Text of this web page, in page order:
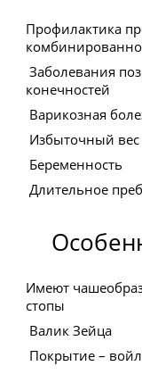
Профилактика
Заболевания
конечностей
Варикозная
Избыточный вес
Беременность
Длительное
Имеют
стопы
Валик Зейца
Покрытие –